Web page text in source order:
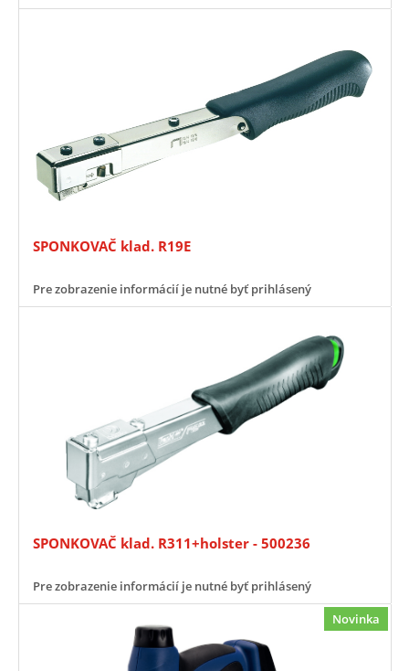
SPONKOVAČ klad. R19E
Pre zobrazenie informácií je nutné byť prihlásený
SPONKOVAČ klad. R311+holster - 500236
Pre zobrazenie informácií je nutné byť prihlásený
Novinka